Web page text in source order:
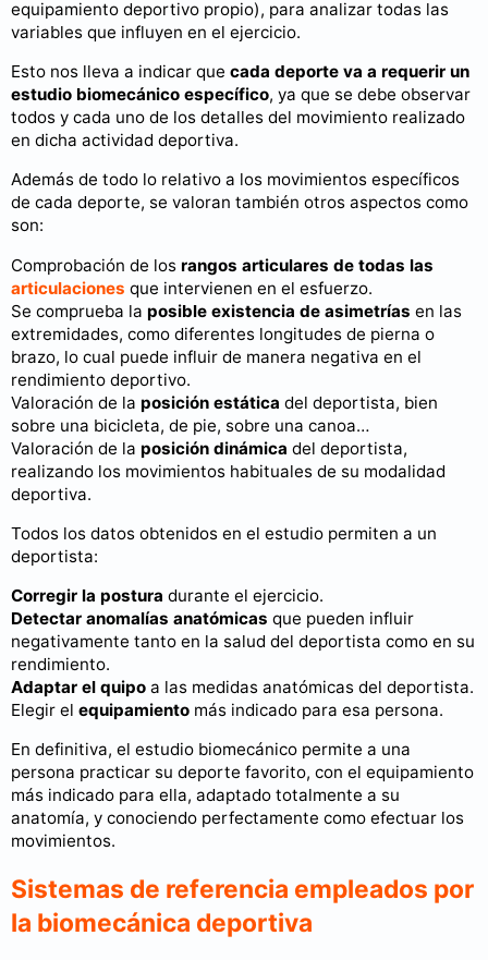
equipamiento deportivo propio), para analizar todas las
variables que influyen en el ejercicio.
Esto nos lleva a indicar que cada deporte va a requerir un
estudio biomecánico específico, ya que se debe observar
todos y cada uno de los detalles del movimiento realizado
en dicha actividad deportiva.
Además de todo lo relativo a los movimientos específicos
de cada deporte, se valoran también otros aspectos como
son:
Comprobación de los rangos articulares de todas las
articulaciones que intervienen en el esfuerzo.
Se comprueba la posible existencia de asimetrías en las
extremidades, como diferentes longitudes de pierna o
brazo, lo cual puede influir de manera negativa en el
rendimiento deportivo.
Valoración de la posición estática del deportista, bien
sobre una bicicleta, de pie, sobre una canoa…
Valoración de la posición dinámica del deportista,
realizando los movimientos habituales de su modalidad
deportiva.
Todos los datos obtenidos en el estudio permiten a un
deportista:
Corregir la postura durante el ejercicio.
Detectar anomalías anatómicas que pueden influir
negativamente tanto en la salud del deportista como en su
rendimiento.
Adaptar el quipo a las medidas anatómicas del deportista.
Elegir el equipamiento más indicado para esa persona.
En definitiva, el estudio biomecánico permite a una
persona practicar su deporte favorito, con el equipamiento
más indicado para ella, adaptado totalmente a su
anatomía, y conociendo perfectamente como efectuar los
movimientos.
Sistemas de referencia empleados por
la biomecánica deportiva